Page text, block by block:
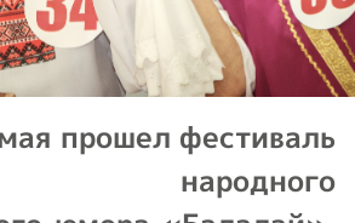
прошел фестиваль
народного